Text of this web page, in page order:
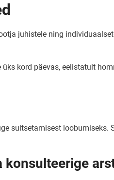
juhistele ning
kord päevas, eelistatult
suitsetamisest